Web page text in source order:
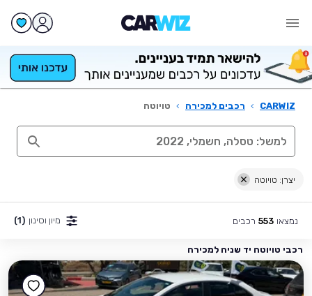
CARWIZ
› רכבים למכירה › טויוטה
יצרן: טויוטה
נמצאו 553 רכבים מיון וסינון (1)
רכבי טויוטה יד שניה למכירה